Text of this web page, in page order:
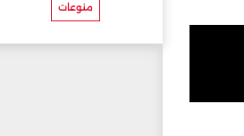
منوعات